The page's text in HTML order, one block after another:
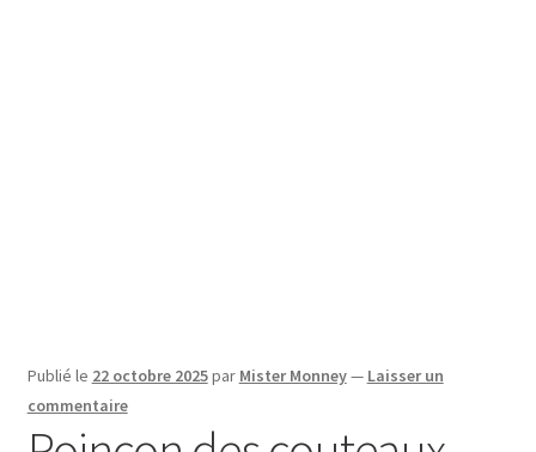
Publié le 22 octobre 2025par Mister Monney— Laisser un
commentaire